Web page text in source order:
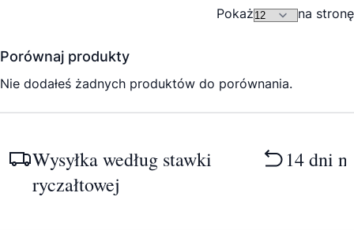
Pokaż
na stronę
Porównaj produkty
Nie dodałeś żadnych produktów do porównania.
Wysyłka według stawki
ryczałtowej
14 dni